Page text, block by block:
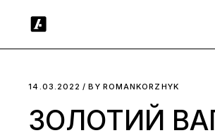
14.03.2022 BY ROMANKORZHYK
ЗОЛОТИЙ